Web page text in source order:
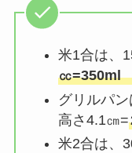
米1合は、
㏄
グリルパン
高さ4.1㎝=
米2合は、